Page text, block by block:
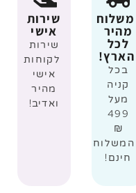
משלוח
מהיר
לכל
הארץ!
בכל
קניה
מעל
499
₪
המשלוח
חינם!
שירות
אישי
שירות
לקוחות
אישי
מהיר
ואדיב!